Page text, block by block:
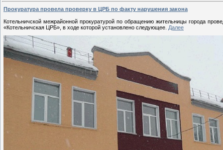
Прокуратура провела проверку в ЦРБ по факту нарушения закона
Котельничской межрайонной прокуратурой по обращению жительницы города
«Котельничская ЦРБ», в ходе которой установлено следующее. Далее